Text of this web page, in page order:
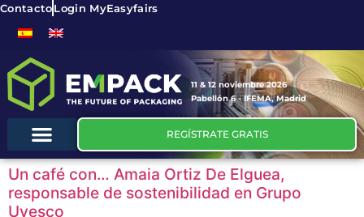
ContactoLogin MyEasyfairs
11 & 12 noviembre 2026
Pabellón 6 - IFEMA, Madrid
REGÍSTRATE GRATIS
Un café con… Amaia Ortiz De Elguea,
responsable de sostenibilidad en Grupo
Uvesco